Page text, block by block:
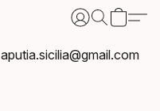
aputia.sicilia@gmail.com